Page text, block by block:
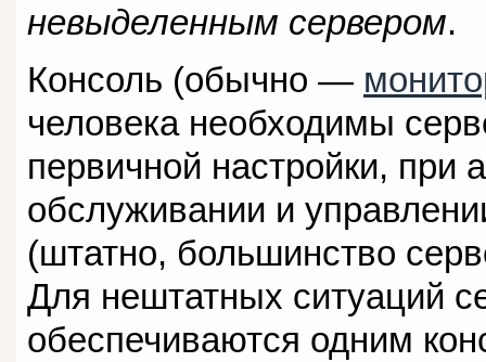
невыделенным сервером.
Консоль (обычно —
человека необходимы
первичной настройки, при
обслуживании и
(штатно, большинство
Для нештатных ситуаций
обеспечиваются одним